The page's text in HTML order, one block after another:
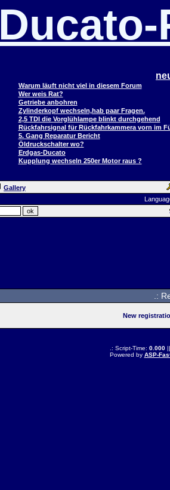
Warum läuft nicht viel in diesem Forum
Wer weis Rat?
Getriebe anbohren
Zylinderkopf wechseln,hab paar Fragen.
2,5 TDI die Vorglühlampe blinkt durchgehend
Rückfahrsignal für Rückfahrkammera vorn im
5. Gang Reparatur Bericht
Öldruckschalter wo?
Erdgas-Ducato
Kupplung wechseln 250er Motor raus ?
Gallery
.:
New
.: Script-Time: 0.000||
Powered by ASP-